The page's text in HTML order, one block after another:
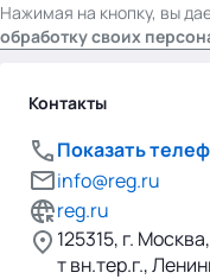
Нажимая на кнопку, вы
обработку своих
Контакты
Показать
info@reg.ru
reg.ru
125315, г.
т вн.тер.г.,